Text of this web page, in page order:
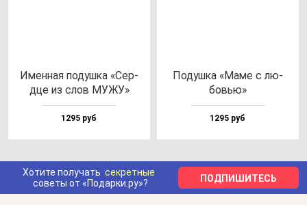
Имен­ная по­душ­ка «Сер­
дце из слов МУЖУ»
1295 руб
Подуш­ка «Маме с лю­
бовью»
1295 руб
Хотите получать секретные
советы от «Подарки.ру»?
ПОДПИШИТЕСЬ